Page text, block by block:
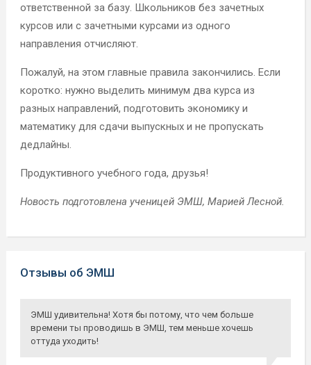
ответственной за базу. Школьников без зачетных
курсов или с зачетными курсами из одного
направления отчисляют.
Пожалуй, на этом главные правила закончились. Если
коротко: нужно выделить минимум два курса из
разных направлений, подготовить экономику и
математику для сдачи выпускных и не пропускать
дедлайны.
Продуктивного учебного года, друзья!
Новость подготовлена ученицей ЭМШ, Марией Лесной.
Отзывы об ЭМШ
ЭМШ удивительна! Хотя бы потому, что чем больше
времени ты проводишь в ЭМШ, тем меньше хочешь
оттуда уходить!